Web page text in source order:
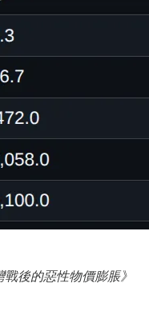
後的惡性物價膨脹》